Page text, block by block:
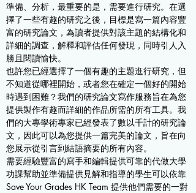
準備、分析，最重要的是，需要進行研究。在選
擇了一些有趣的研究之後，目標是寫一篇內容豐
富的研究論文，為讀者提供對該主題的結構化和
詳細的調查，解釋和評估任何發現，同時引人入
勝且閱讀愉快。
也許您已經選擇了一個有趣的主題進行研究，但
不知道從哪裡開始，或者您在確定一個好的開始
時遇到困難？我們的研究論文寫作服務旨在為您
提供製作有趣而詳細的作品所需的所有工具。我
們的大專學術專家已經發表了數以千計的研究論
文，因此可以為您提供一篇完美的論文，旨在向
您展示從引言到結語摘要的所有內容。
需要經驗豐富的寫手和編輯提供可靠的代做大學
功課幫助並準備提供見解和指導的學生可以依靠
Save Your Grades HK Team 提供他們需要的一對